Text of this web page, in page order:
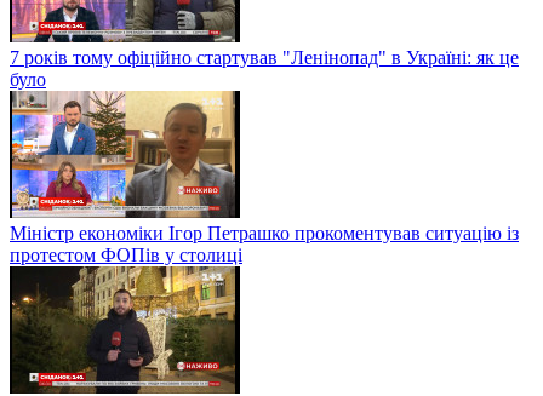
7 років тому офіційно стартував "Ленінопад" в Україні: як це
було
Міністр економіки Ігор Петрашко прокоментував ситуацію із
протестом ФОПів у столиці